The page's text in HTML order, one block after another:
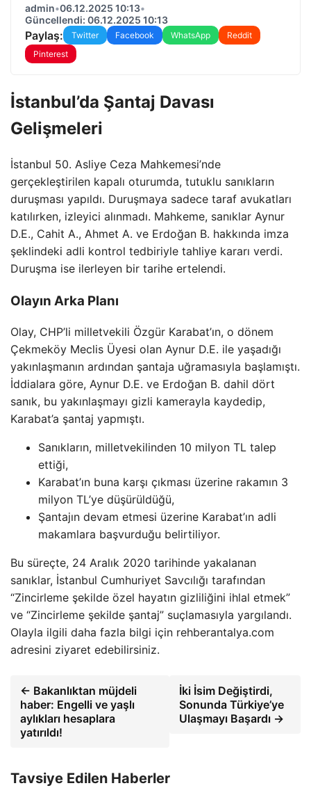
admin•06.12.2025 10:13•
Güncellendi: 06.12.2025 10:13
Paylaş: Twitter Facebook WhatsApp
Reddit
Pinterest
İstanbul’da Şantaj Davası
Gelişmeleri
İstanbul 50. Asliye Ceza Mahkemesi’nde
gerçekleştirilen kapalı oturumda, tutuklu sanıkların
duruşması yapıldı. Duruşmaya sadece taraf avukatları
katılırken, izleyici alınmadı. Mahkeme, sanıklar Aynur
D.E., Cahit A., Ahmet A. ve Erdoğan B. hakkında imza
şeklindeki adli kontrol tedbiriyle tahliye kararı verdi.
Duruşma ise ilerleyen bir tarihe ertelendi.
Olayın Arka Planı
Olay, CHP’li milletvekili Özgür Karabat’ın, o dönem
Çekmeköy Meclis Üyesi olan Aynur D.E. ile yaşadığı
yakınlaşmanın ardından şantaja uğramasıyla başlamıştı.
İddialara göre, Aynur D.E. ve Erdoğan B. dahil dört
sanık, bu yakınlaşmayı gizli kamerayla kaydedip,
Karabat’a şantaj yapmıştı.
Sanıkların, milletvekilinden 10 milyon TL talep
ettiği,
Karabat’ın buna karşı çıkması üzerine rakamın 3
milyon TL’ye düşürüldüğü,
Şantajın devam etmesi üzerine Karabat’ın adli
makamlara başvurduğu belirtiliyor.
Bu süreçte, 24 Aralık 2020 tarihinde yakalanan
sanıklar, İstanbul Cumhuriyet Savcılığı tarafından
“Zincirleme şekilde özel hayatın gizliliğini ihlal etmek”
ve “Zincirleme şekilde şantaj” suçlamasıyla yargılandı.
Olayla ilgili daha fazla bilgi için rehberantalya.com
adresini ziyaret edebilirsiniz.
← Bakanlıktan müjdeli
haber: Engelli ve yaşlı
aylıkları hesaplara
yatırıldı!
İki İsim Değiştirdi,
Sonunda Türkiye’ye
Ulaşmayı Başardı →
Tavsiye Edilen Haberler